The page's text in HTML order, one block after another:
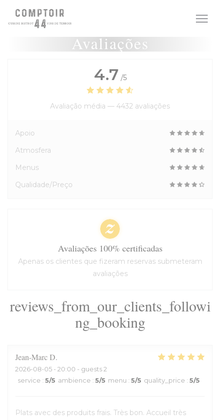
Painel de Gerenciamento de Cookies
Avaliações
reviews_from_our_clients_followi
ng_booking
Jean-MarcD
2026-08-05 - 20:00 - guests 2
service : 5/5 ambience : 5/5 menu : 5/5 quality_price : 5/5
Plats avec des produits frais. Très bon. Accueil très
4.7 /5
Avaliação média — 4432 avaliações
Apoio
Atmosfera
Menus
Qualidade/Preço
Avaliações 100% certificadas
Apenas os clientes que fizeram reservas submeteram
avaliações